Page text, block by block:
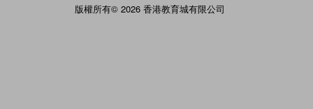
版權所有© 2026 香港教育城有限公司